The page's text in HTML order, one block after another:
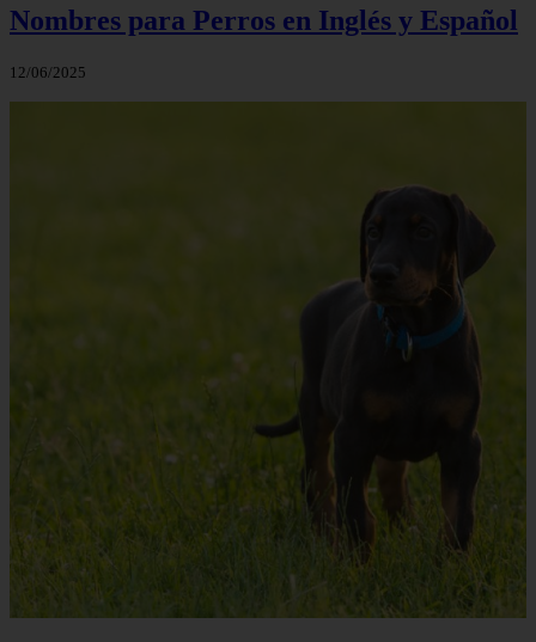
Nombres para Perros en Inglés y Español
12/06/2025